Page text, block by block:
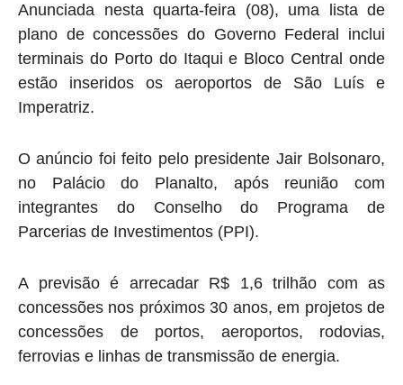
Anunciada nesta quarta-feira (08), uma lista de
plano de concessões do Governo Federal inclui
terminais do Porto do Itaqui e Bloco Central onde
estão inseridos os aeroportos de São Luís e
Imperatriz.
O anúncio foi feito pelo presidente Jair Bolsonaro,
no Palácio do Planalto, após reunião com
integrantes do Conselho do Programa de
Parcerias de Investimentos (PPI).
A previsão é arrecadar R$ 1,6 trilhão com as
concessões nos próximos 30 anos, em projetos de
concessões de portos, aeroportos, rodovias,
ferrovias e linhas de transmissão de energia.